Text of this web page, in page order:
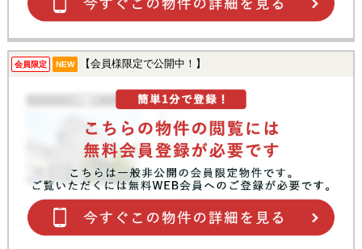
会員限定 NEW 【会員様限定で公開中！】